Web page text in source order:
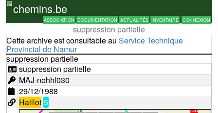
chemins.be
ASSOCIATION DOCUMENTATION ACTUALITÉS INVENTAIRE CONNEXION
suppression partielle
Cette archive est consultable au Service Technique
Provincial de Namur
suppression partielle
suppression partielle
MAJ-nohhl030
29/12/1988
Haillot 5